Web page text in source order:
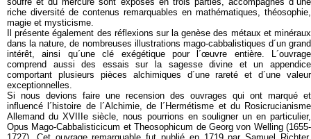
riche diversité de contenus remarquables en mathématiques, théosophie,
magie et mysticisme.
Il présente également des réflexions sur la genèse des métaux et minéraux
dans la nature, de nombreuses illustrations mago-cabbalistiques d´un grand
intérêt, ainsi qu´une clé exégétique pour l´œuvre entière. L´ouvrage
comprend aussi des essais sur la sagesse divine et un appendice
comportant plusieurs pièces alchimiques d´une rareté et d´une valeur
exceptionnelles.
Si nous devions faire une recension des ouvrages qui ont marqué et
influencé l´histoire de l´Alchimie, de l´Hermétisme et du Rosicrucianisme
Allemand du XVIIIe siècle, nous pourrions en souligner un en particulier,
Opus Mago-Cabbalisticicum et Theosophicum de Georg von Welling (1655-